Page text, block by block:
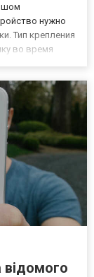
нужно
Тип крепления
во время